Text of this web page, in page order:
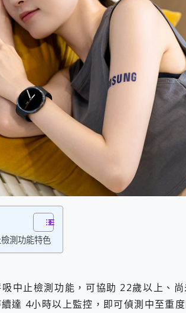
、舊照的 AI 好幫手! VideoProc Converter
投影機 RGB藍牙音響 氛圍情境燈 我通通
絕佳操控體驗 GravaStar Mercury K1 系列
人」椅子軍師！MSI MPG 491CQP QD-
認證的防護來囉！ imos 首家導入 UL
3 爽爽帶回家 歡慶 EaseUS 21 週年到來
有Qi2認證的 ONPRO MagReact MXs2
REON POCKET PRO 穿戴式智慧冷暖
AnyGo全新升級，GO Fest 五折優惠
X200 Pro 與 S25 Ultra 誰能滿足全場景
NotePin AI 智慧錄音膠囊~ 您的AI 秘書已
來囉！AGI亞奇雷 AI・Gaming・創作儲
線都能充 ONPRO MagReact M5
【電急便｜行動儲能救車電源】 可靠的
一機超多用途「MSI微星 Modern
Yoga Slim 7 Aura Edition 觸控AI筆電 開箱 評
硬軍規、冰感變色實測，realme 14 5G 遊
、AirPods耳機 三個設備充電一起搞
FreeArc」開放式耳掛耳機，無感配戴!
搞定! Roborock 衣莉莎白 H1 Neo分子篩
電競掌機 最完美的家 MSI Nest Docking
Home+ 中嘉寬頻 SoundBox 劇院串流盒 開
測功能特色
中止檢測功能，可協助 22歲以上、
達 4小時以上監控，即可偵測中至重